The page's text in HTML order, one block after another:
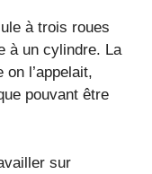
à trois roues
à un cylindre. La
l’appelait,
pouvant être
sur